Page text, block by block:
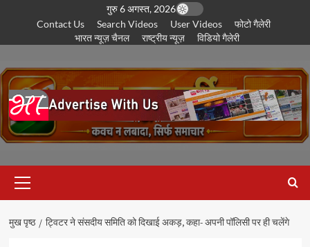
पर
गुरु 6 अगस्त, 2026
Contact Us
Search Videos User Videos
फोटो गैलेरी
भारत न्यूज़ चैनल
राष्ट्रीय न्यूज़ विडियो गैलेरी
सूची
मुख पृष्ठ ट्विटर ने संसदीय समिति को दिखाई अकड़, कहा- अपनी पॉलिसी पर ही चलेंगे